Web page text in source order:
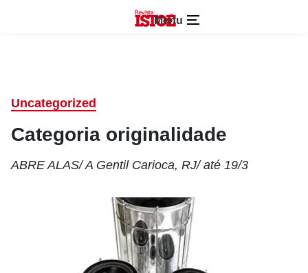
Menu
Uncategorized
Categoria originalidade
ABRE ALAS/ A Gentil Carioca, RJ/ até 19/3